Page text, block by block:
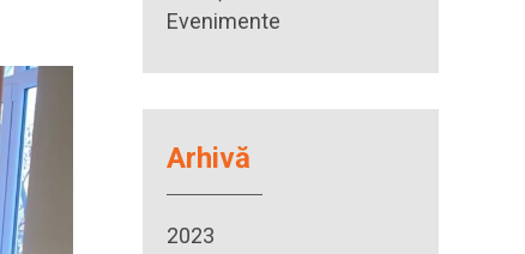
Evenimente
Arhivă
2023